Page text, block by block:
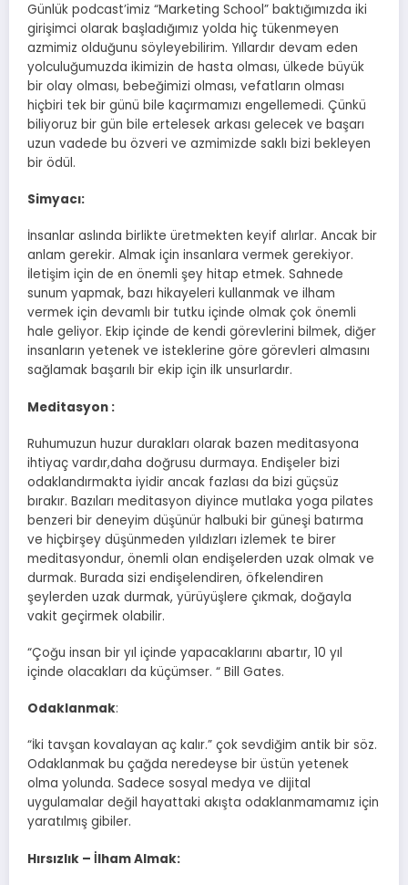
Günlük podcast’imiz “Marketing School” baktığımızda iki
girişimci olarak başladığımız yolda hiç tükenmeyen
azmimiz olduğunu söyleyebilirim. Yıllardır devam eden
yolculuğumuzda ikimizin de hasta olması, ülkede büyük
bir olay olması, bebeğimizi olması, vefatların olması
hiçbiri tek bir günü bile kaçırmamızı engellemedi. Çünkü
biliyoruz bir gün bile ertelesek arkası gelecek ve başarı
uzun vadede bu özveri ve azmimizde saklı bizi bekleyen
bir ödül.
Simyacı:
İnsanlar aslında birlikte üretmekten keyif alırlar. Ancak bir
anlam gerekir. Almak için insanlara vermek gerekiyor.
İletişim için de en önemli şey hitap etmek. Sahnede
sunum yapmak, bazı hikayeleri kullanmak ve ilham
vermek için devamlı bir tutku içinde olmak çok önemli
hale geliyor. Ekip içinde de kendi görevlerini bilmek, diğer
insanların yetenek ve isteklerine göre görevleri almasını
sağlamak başarılı bir ekip için ilk unsurlardır.
Meditasyon :
Ruhumuzun huzur durakları olarak bazen meditasyona
ihtiyaç vardır,daha doğrusu durmaya. Endişeler bizi
odaklandırmakta iyidir ancak fazlası da bizi güçsüz
bırakır. Bazıları meditasyon diyince mutlaka yoga pilates
benzeri bir deneyim düşünür halbuki bir güneşi batırma
ve hiçbirşey düşünmeden yıldızları izlemek te birer
meditasyondur, önemli olan endişelerden uzak olmak ve
durmak. Burada sizi endişelendiren, öfkelendiren
şeylerden uzak durmak, yürüyüşlere çıkmak, doğayla
vakit geçirmek olabilir.
“Çoğu insan bir yıl içinde yapacaklarını abartır, 10 yıl
içinde olacakları da küçümser. “ Bill Gates.
Odaklanmak:
“İki tavşan kovalayan aç kalır.” çok sevdiğim antik bir söz.
Odaklanmak bu çağda neredeyse bir üstün yetenek
olma yolunda. Sadece sosyal medya ve dijital
uygulamalar değil hayattaki akışta odaklanmamamız için
yaratılmış gibiler.
Hırsızlık – İlham Almak: